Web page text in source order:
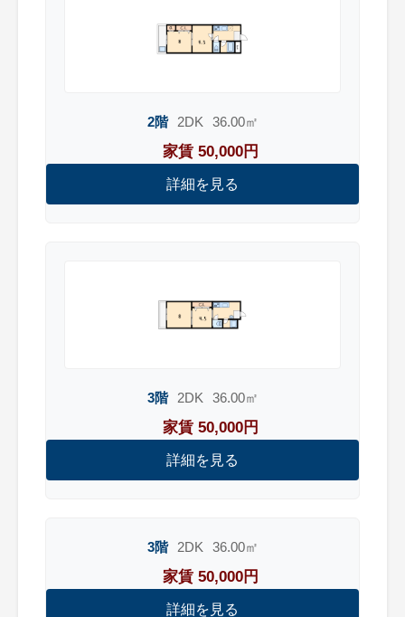
2階 2DK 36.00㎡
家賃 50,000円
詳細を見る
3階 2DK 36.00㎡
家賃 50,000円
詳細を見る
3階 2DK 36.00㎡
家賃 50,000円
詳細を見る